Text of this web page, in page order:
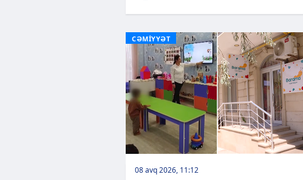
CƏMİYYƏT
08 avq 2026, 11:12